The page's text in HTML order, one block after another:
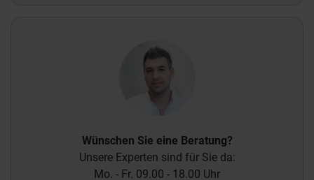
Wünschen Sie eine Beratung?
Unsere Experten sind für Sie da:
Mo. - Fr. 09.00 - 18.00 Uhr